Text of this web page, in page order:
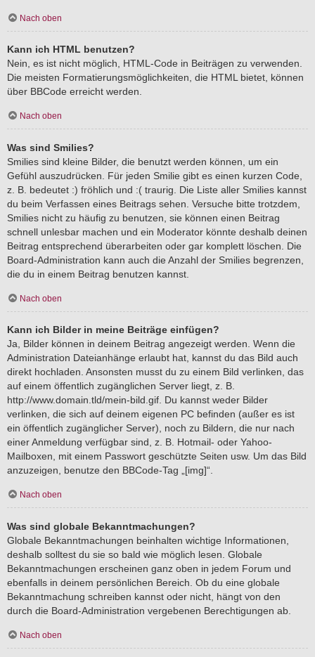
Nach oben
Kann ich HTML benutzen?
Nein, es ist nicht möglich, HTML-Code in Beiträgen zu verwenden.
Die meisten Formatierungsmöglichkeiten, die HTML bietet, können
über BBCode erreicht werden.
Nach oben
Was sind Smilies?
Smilies sind kleine Bilder, die benutzt werden können, um ein
Gefühl auszudrücken. Für jeden Smilie gibt es einen kurzen Code,
z. B. bedeutet :) fröhlich und :( traurig. Die Liste aller Smilies kannst
du beim Verfassen eines Beitrags sehen. Versuche bitte trotzdem,
Smilies nicht zu häufig zu benutzen, sie können einen Beitrag
schnell unlesbar machen und ein Moderator könnte deshalb deinen
Beitrag entsprechend überarbeiten oder gar komplett löschen. Die
Board-Administration kann auch die Anzahl der Smilies begrenzen,
die du in einem Beitrag benutzen kannst.
Nach oben
Kann ich Bilder in meine Beiträge einfügen?
Ja, Bilder können in deinem Beitrag angezeigt werden. Wenn die
Administration Dateianhänge erlaubt hat, kannst du das Bild auch
direkt hochladen. Ansonsten musst du zu einem Bild verlinken, das
auf einem öffentlich zugänglichen Server liegt, z. B.
http://www.domain.tld/mein-bild.gif. Du kannst weder Bilder
verlinken, die sich auf deinem eigenen PC befinden (außer es ist
ein öffentlich zugänglicher Server), noch zu Bildern, die nur nach
einer Anmeldung verfügbar sind, z. B. Hotmail- oder Yahoo-
Mailboxen, mit einem Passwort geschützte Seiten usw. Um das Bild
anzuzeigen, benutze den BBCode-Tag „[img]“.
Nach oben
Was sind globale Bekanntmachungen?
Globale Bekanntmachungen beinhalten wichtige Informationen,
deshalb solltest du sie so bald wie möglich lesen. Globale
Bekanntmachungen erscheinen ganz oben in jedem Forum und
ebenfalls in deinem persönlichen Bereich. Ob du eine globale
Bekanntmachung schreiben kannst oder nicht, hängt von den
durch die Board-Administration vergebenen Berechtigungen ab.
Nach oben